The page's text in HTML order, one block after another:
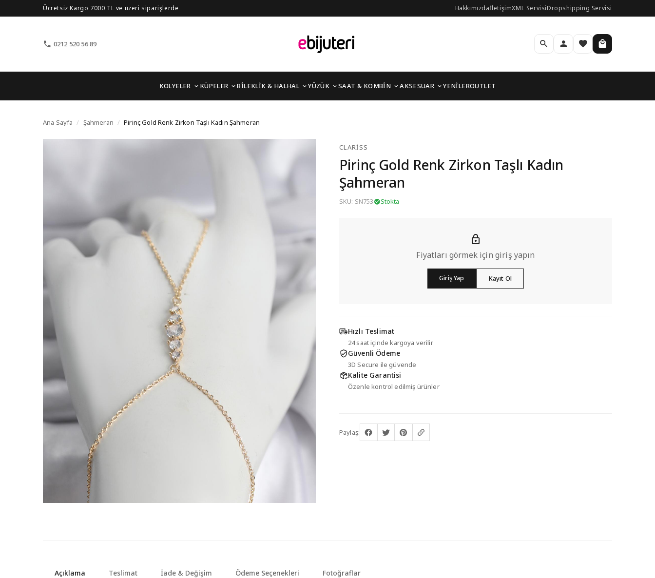
Ücretsiz Kargo 7000 TL ve üzeri siparişlerde HakkımızdaİletişimXML ServisiDropshipping Servisi
0212 520 56 89
KOLYELER KÜPELER BİLEKLİK & HALHAL YÜZÜK SAAT & KOMBİN AKSESUAR YENİLEROUTLET
Pirinç Gold Renk Zirkon Taşlı Kadın Şahmeran
Ana Sayfa / Şahmeran / Pirinç Gold Renk Zirkon Taşlı Kadın Şahmeran
CLARISS
Pirinç Gold Renk Zirkon Taşlı Kadın
Şahmeran
SKU: SN753 Stokta
Fiyatları görmek için giriş yapın
Giriş Yap Kayıt Ol
Hızlı Teslimat
24 saat içinde kargoya verilir
Güvenli Ödeme
3D Secure ile güvende
Kalite Garantisi
Özenle kontrol edilmiş ürünler
Paylaş:
Açıklama Teslimat İade & Değişim Ödeme Seçenekleri Fotoğraflar